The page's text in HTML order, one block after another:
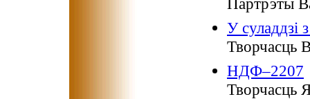
У суладдзі
Творчасць
НДФ–2207
Творчасць